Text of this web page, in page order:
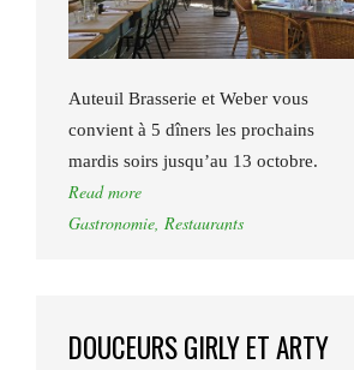
Auteuil Brasserie et Weber vous
convient à 5 dîners les prochains
mardis soirs jusqu’au 13 octobre.
Read more
Gastronomie, Restaurants
DOUCEURS GIRLY ET ARTY